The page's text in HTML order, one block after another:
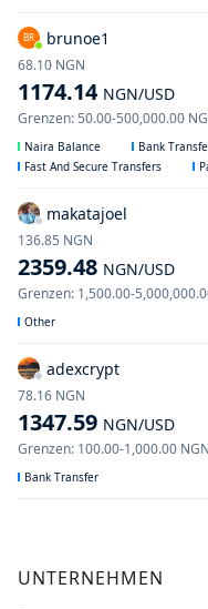
BR brunoe1
1174.14 NGN/USD
68.10 NGN
Grenzen:50.00-500,000.00
Naira Balance
Bank
Fast And Secure Transfers
makatajoel
2359.48 NGN/USD
136.85 NGN
Grenzen: 1,500.00-
Other
adexcrypt
1347.59 NGN/USD
78.16 NGN
Grenzen: 100.00-1,000.00 NGN
Bank Transfer
UNTERNEHMEN